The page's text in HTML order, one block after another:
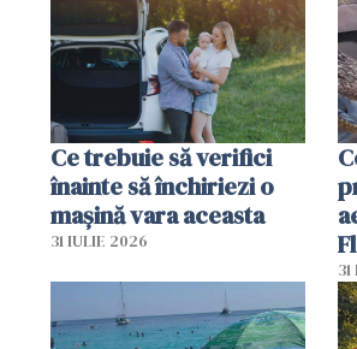
Ce trebuie să verifici
înainte să închiriezi o
mașină vara aceasta
31 IULIE 2026